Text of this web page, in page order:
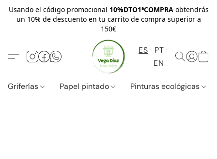
Usando el código promocional 10%DTO1ªCOMPRAobtendrás
un 10% de descuento en tu carrito de compra superior a
150€
ES
PT
EN
Griferías Papel pintado Pinturas ecológicas